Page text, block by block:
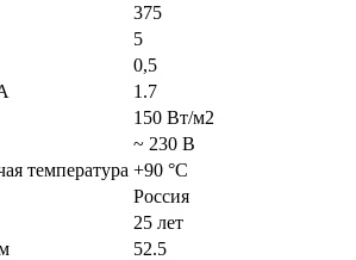
375
5
0,5
1.7
150 Вт/м2
~ 230 В
температура +90 °C
Россия
25 лет
52.5